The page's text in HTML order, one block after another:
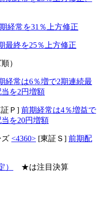
経常を31％上方修正
最終を25％上方修正
）
経常は6％増で2期連続最
を2円増額
Ｐ] 前期経常は4％増益で
を20円増額
ズ <4360> [東証Ｓ] 前期配
） ★は注目決算